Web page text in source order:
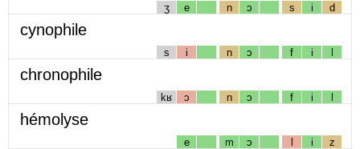
ʒ e n ɔ s i d
cynophile
s i n ɔ f i l
chronophile
kʁ ɔ n ɔ f i l
hémolyse
e m ɔ l i z